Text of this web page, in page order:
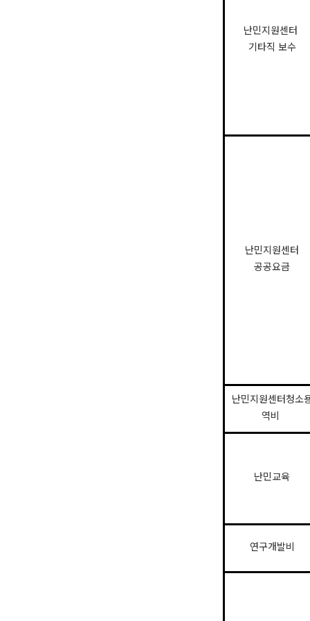
난민지원센터
기타직 보수
난민지원센터
공공요금
난민지원센터청소
역비
난민교육
연구개발비